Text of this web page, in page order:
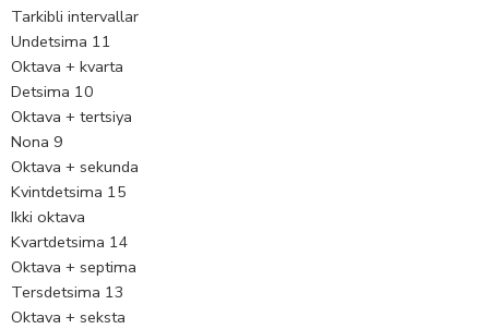
Tarkibli intervallar
Undetsima 11
Oktava + kvarta
Detsima 10
Oktava + tertsiya
Nona 9
Oktava + sekunda
Kvintdetsima 15
Ikki oktava
Kvartdetsima 14
Oktava + septima
Tersdetsima 13
Oktava + seksta